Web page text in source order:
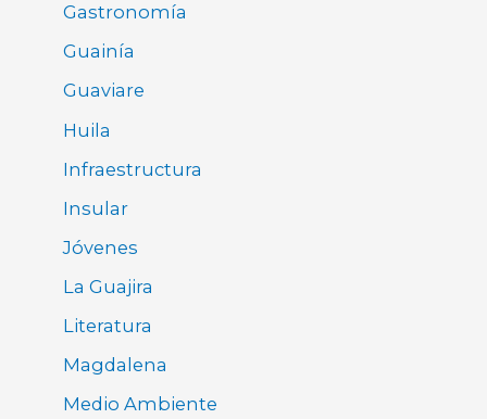
Gastronomía
Guainía
Guaviare
Huila
Infraestructura
Insular
Jóvenes
La Guajira
Literatura
Magdalena
Medio Ambiente